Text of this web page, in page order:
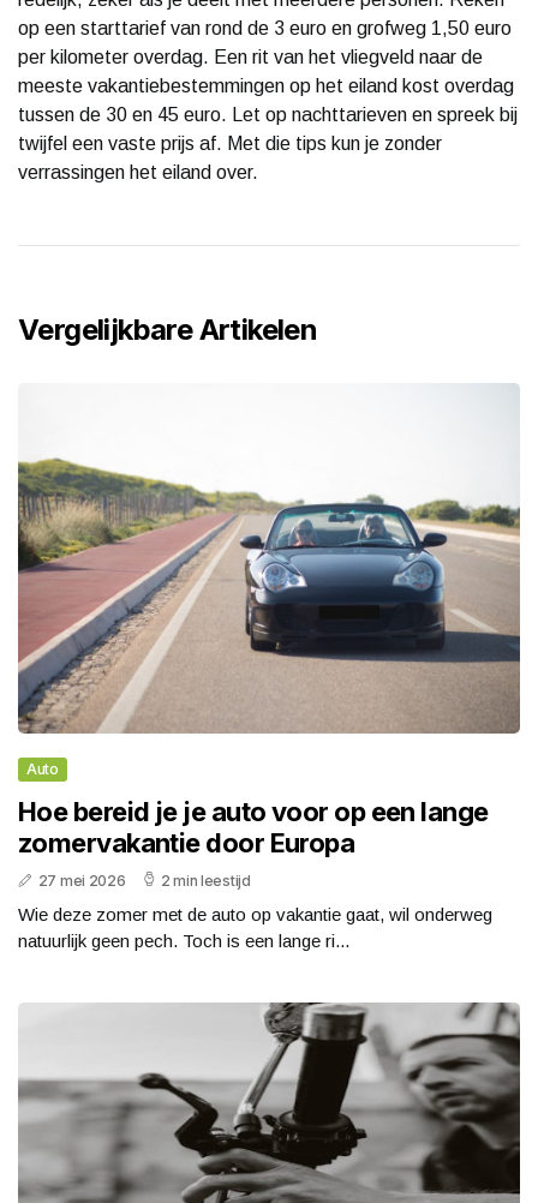
op een starttarief van rond de 3 euro en grofweg 1,50 euro
per kilometer overdag. Een rit van het vliegveld naar de
meeste vakantiebestemmingen op het eiland kost overdag
tussen de 30 en 45 euro. Let op nachttarieven en spreek bij
twijfel een vaste prijs af. Met die tips kun je zonder
verrassingen het eiland over.
Vergelijkbare Artikelen
Auto
Hoe bereid je je auto voor op een lange
zomervakantie door Europa
27 mei 2026 2 min leestijd
Wie deze zomer met de auto op vakantie gaat, wil onderweg
natuurlijk geen pech. Toch is een lange ri...